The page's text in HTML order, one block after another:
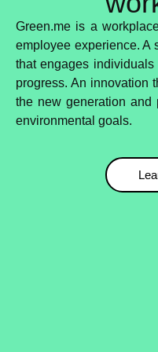
Green.me is a
employee experience. A
that engages
progress. An innovation
the new generation and
environmental goals.